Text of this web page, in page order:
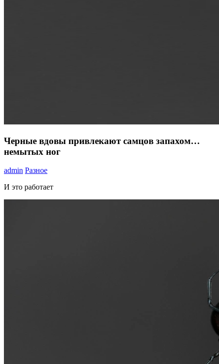
Черные вдовы привлекают самцов запахом…
немытых ног
admin Разное
И это работает